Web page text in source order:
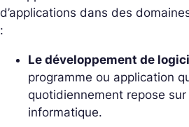
d’applications dans des
:
Le développement de
programme ou application
quotidiennement repose
informatique.